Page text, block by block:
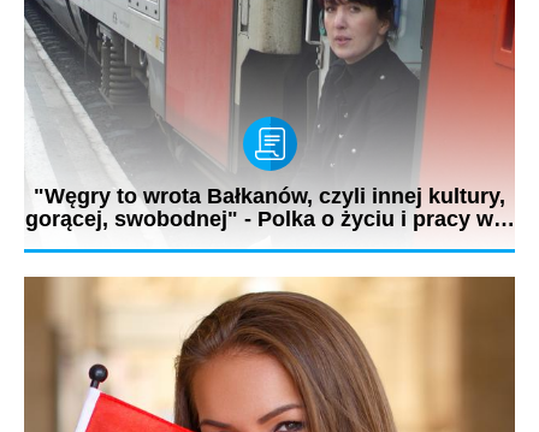
"Węgry to wrota Bałkanów, czyli innej kultury,
gorącej, swobodnej" - Polka o życiu i pracy w…
- Podstawową różnicą między naszymi nacjami jest, że my
więcej pracujemy i...